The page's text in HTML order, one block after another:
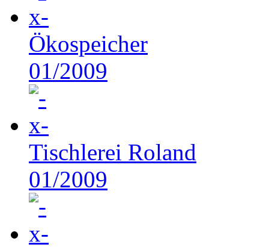
Ökospeicher
01/2009
Tischlerei Roland
01/2009